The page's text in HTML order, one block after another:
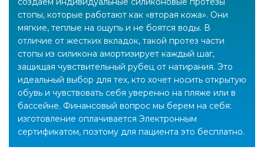
стопы, которые работают как «вторая кожа». Они
мягкие, теплые на ощупь и не боятся воды. В
отличие от жестких вкладок, такой протез части
стопы из силикона амортизирует каждый шаг,
защищая чувствительный рубец от натирания. Это
идеальный выбор для тех, кто хочет носить открытую
обувь и чувствовать себя уверенно на пляже или в
бассейне. Финансовый вопрос мы берем на себя:
изготовление оплачивается Электронным
сертификатом, поэтому для пациента это бесплатно.